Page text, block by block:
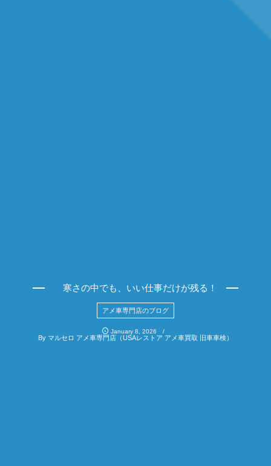
寒さの中でも、いい仕事だけが残る！
アメ車専門店のブログ
January 8 2026
By マルセロ アメ車専門店（USAレストア アメ車買取 旧車車検）